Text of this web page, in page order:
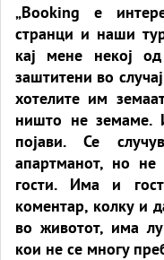
„Booking е
странци и наши
кај мене некој
заштитени во
хотелите им
ништо не земаме.
појави. Се
апартманот, но
гости. Има и
коментар, колку и
во животот, има
кои не се многу